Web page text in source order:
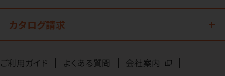
カタログ請求
ご利用ガイド よくある質問
会社案内